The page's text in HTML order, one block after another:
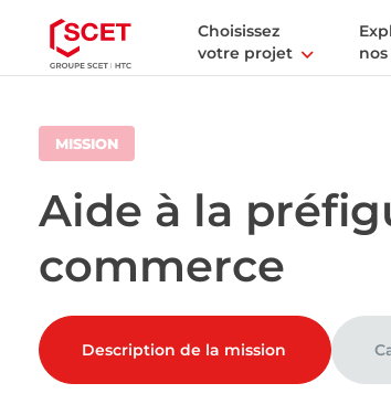
Choisissez
votre projet
MISSION
Aide à la
commerce
Description de la mission